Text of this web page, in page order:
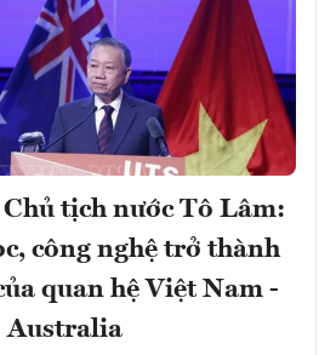
tịch nước Tô Lâm:
công nghệ trở thành
quan hệ Việt Nam -
Australia